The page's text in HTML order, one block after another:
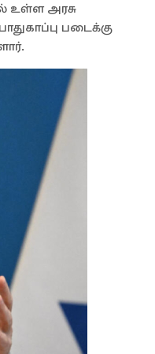
உள்ள அரசு
படைக்கு